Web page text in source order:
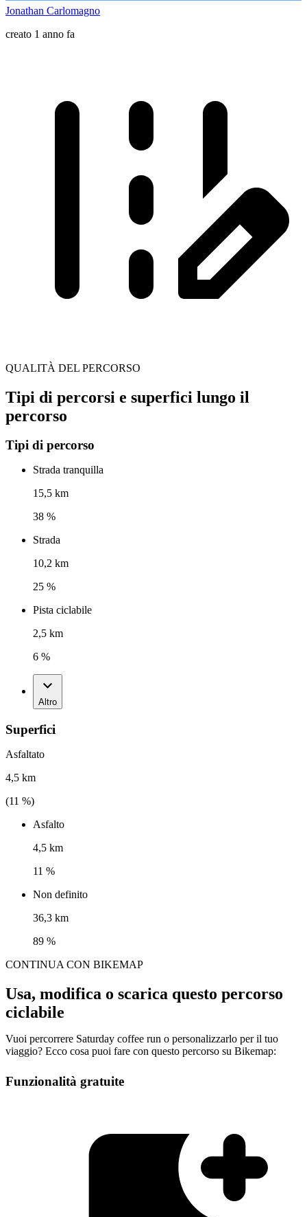
Jonathan Carlomagno
creato 1 anno fa
QUALITÀ DEL PERCORSO
Tipi di percorsi e superfici lungo il
percorso
Tipi di percorso
Strada tranquilla
15,5 km
38 %
Strada
10,2 km
25 %
Pista ciclabile
2,5 km
6 %
Altro
Superfici
Asfaltato
4,5 km
(11 %)
Asfalto
4,5 km
11 %
Non definito
36,3 km
89 %
CONTINUA CON BIKEMAP
Usa, modifica o scarica questo percorso
ciclabile
Vuoi percorrere Saturday coffee run o personalizzarlo per il tuo
viaggio? Ecco cosa puoi fare con questo percorso su Bikemap:
Funzionalità gratuite